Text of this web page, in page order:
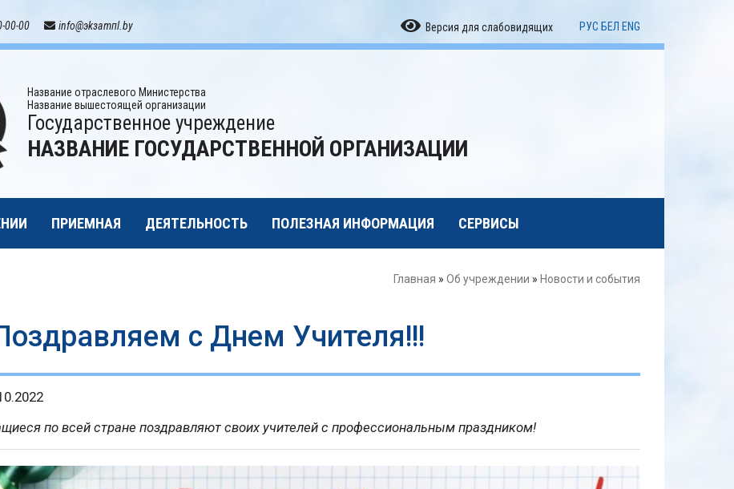
00-00 info@эkзamпl.by Версия для слабовидящих РУС БЕЛ ENG
Название отраслевого Министерства
Название вышестоящей организации
Государственное учреждение
НАЗВАНИЕ ГОСУДАРСТВЕННОЙ ОРГАНИЗАЦИИ
ПРИЕМНАЯ ДЕЯТЕЛЬНОСТЬ ПОЛЕЗНАЯ ИНФОРМАЦИЯ СЕРВИСЫ
Главная » Об учреждении » Новости и события
с Днем Учителя!!!
по всей стране поздравляют своих учителей с профессиональным праздником!